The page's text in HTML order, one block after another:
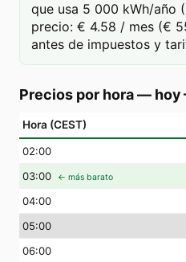
que usa 5 000 kWh/año
precio: € 4.58 / mes (€
antes de impuestos y
Precios por hora — hoy
Hora (CEST)
02:00
03:00 ← más barato
04:00
05:00
06:00